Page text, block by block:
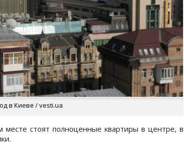
в Киеве / vesti.ua
месте стоят полноценные квартиры в центре, в